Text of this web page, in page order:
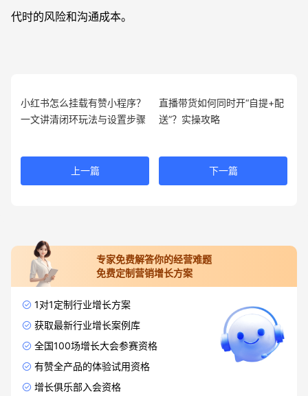
代时的风险和沟通成本。
小红书怎么挂载有赞小程序？
一文讲清闭环玩法与设置步骤
上一篇
直播带货如何同时开“自提+配
送”？实操攻略
下一篇
专家免费解答你的经营难题
免费定制营销增长方案
1对1定制行业增长方案
获取最新行业增长案例库
全国100场增长大会参赛资格
有赞全产品的体验试用资格
增长俱乐部入会资格